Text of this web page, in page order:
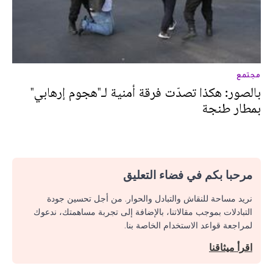
مجتمع
بالصور: هكذا تصدّت فرقة أمنية لـ"هجوم إرهابي"
بمطار طنجة
مرحبا بكم في فضاء التعليق
نريد مساحة للنقاش والتبادل والحوار. من أجل تحسين جودة
التبادلات بموجب مقالاتنا، بالإضافة إلى تجربة مساهمتك، ندعوك
لمراجعة قواعد الاستخدام الخاصة بنا.
اقرأ ميثاقنا